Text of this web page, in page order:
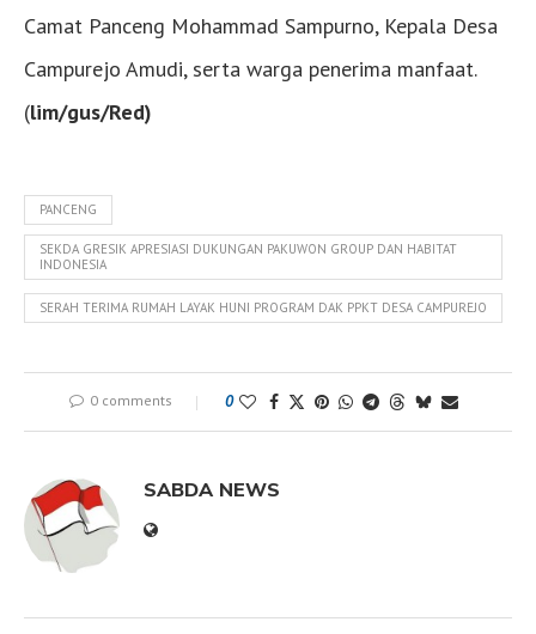
Camat Panceng Mohammad Sampurno, Kepala Desa
Campurejo Amudi, serta warga penerima manfaat.
(lim/gus/Red)
PANCENG
SEKDA GRESIK APRESIASI DUKUNGAN PAKUWON GROUP DAN HABITAT
INDONESIA
SERAH TERIMA RUMAH LAYAK HUNI PROGRAM DAK PPKT DESA CAMPUREJO
0 comments 0
SABDA NEWS